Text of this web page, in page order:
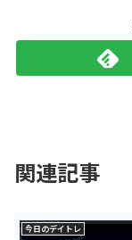
関連記事
今日のデイトレ